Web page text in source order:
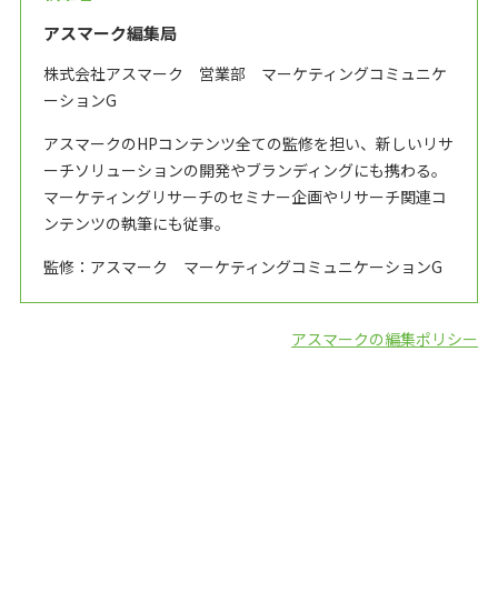
アスマーク編集局
株式会社アスマーク 営業部 マーケティングコミュニケ
ーションG
アスマークのHPコンテンツ全ての監修を担い、新しいリサ
ーチソリューションの開発やブランディングにも携わる。
マーケティングリサーチのセミナー企画やリサーチ関連コ
ンテンツの執筆にも従事。
監修：アスマーク マーケティングコミュニケーションG
アスマークの編集ポリシー